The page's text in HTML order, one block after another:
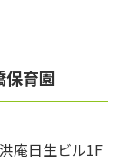
育園
庵日生ビル1F